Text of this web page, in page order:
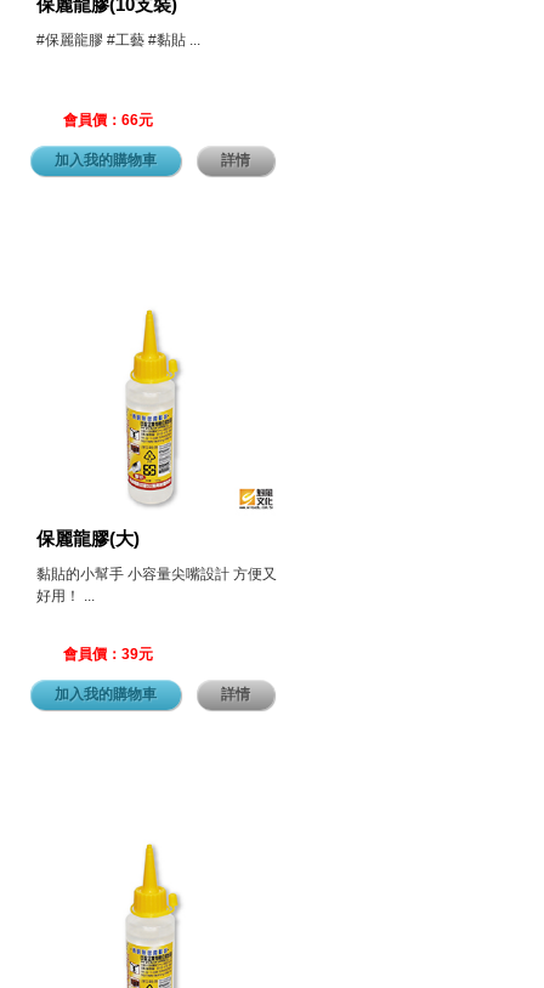
保麗龍膠(10支裝)
#保麗龍膠 #工藝 #黏貼 ...
會員價：66元
加入我的購物車 詳情
保麗龍膠(大)
黏貼的小幫手 小容量尖嘴設計 方便又
好用！ ...
會員價：39元
加入我的購物車 詳情